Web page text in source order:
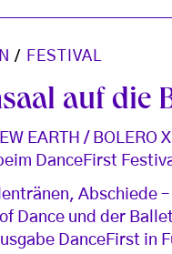
/ FESTIVAL
auf die
EARTH /
DanceFirst
Abschiede
Dance und der
DanceFirst in